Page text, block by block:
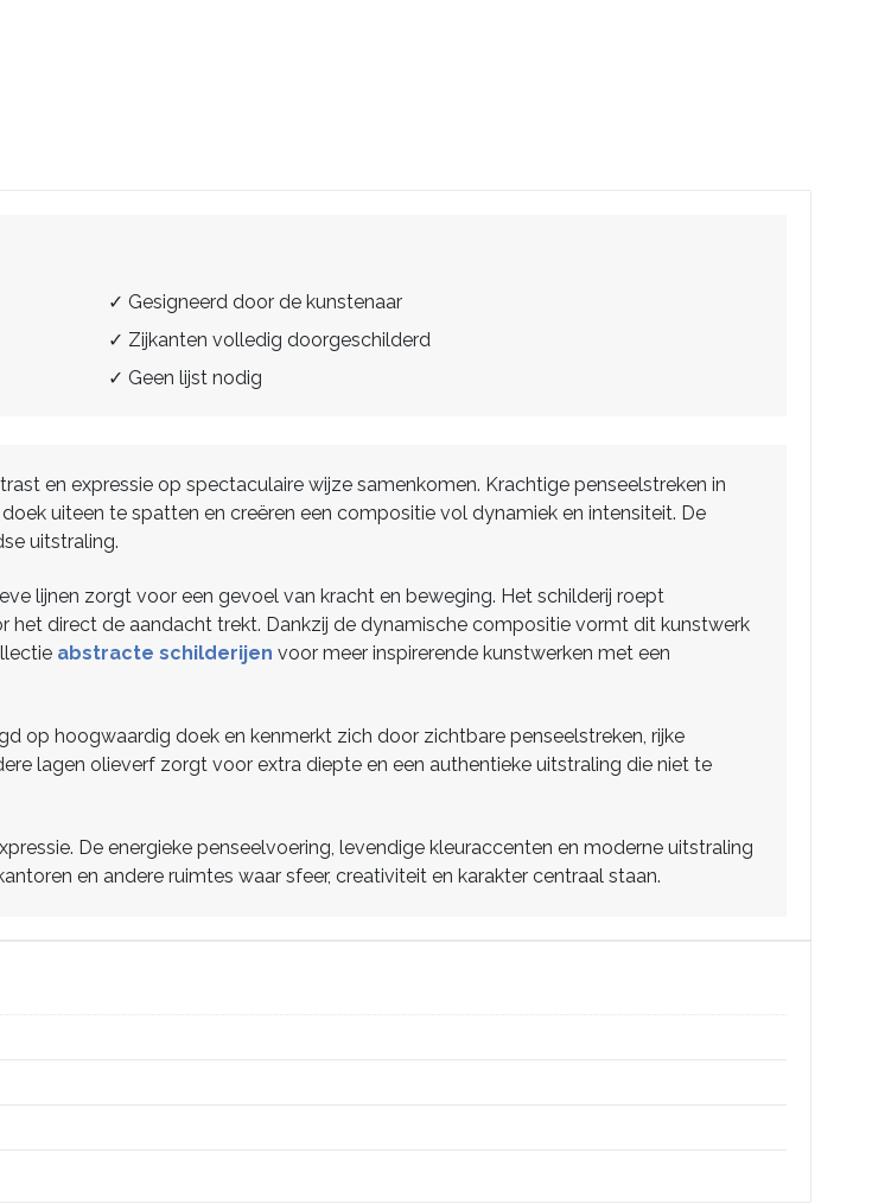
✓ Gesigneerd door de kunstenaar
✓ Zijkanten volledig doorgeschilderd
✓ Geen lijst nodig
en expressie op spectaculaire wijze samenkomen. Krachtige penseelstreken in
uiteen te spatten en creëren een compositie vol dynamiek en intensiteit. De
uitstraling.
lijnen zorgt voor een gevoel van kracht en beweging. Het schilderij roept
het direct de aandacht trekt. Dankzij de dynamische compositie vormt dit kunstwerk
abstracte schilderijen voor meer inspirerende kunstwerken met een
op hoogwaardig doek en kenmerkt zich door zichtbare penseelstreken, rijke
lagen olieverf zorgt voor extra diepte en een authentieke uitstraling die niet te
De energieke penseelvoering, levendige kleuraccenten en moderne uitstraling
en andere ruimtes waar sfeer, creativiteit en karakter centraal staan.